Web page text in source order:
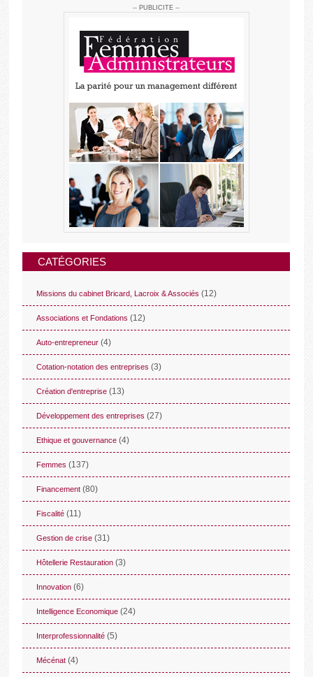
-- PUBLICITE --
CATÉGORIES
Missions du cabinet Bricard, Lacroix & Associés (12)
Associations et Fondations (12)
Auto-entrepreneur (4)
Cotation-notation des entreprises (3)
Création d'entreprise (13)
Développement des entreprises (27)
Ethique et gouvernance (4)
Femmes (137)
Financement (80)
Fiscalité (11)
Gestion de crise (31)
Hôtellerie Restauration (3)
Innovation (6)
Intelligence Economique (24)
Interprofessionnalité (5)
Mécénat (4)